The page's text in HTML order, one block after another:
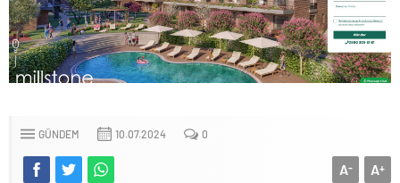
GÜNDEM 10.07.2024 0
A+
A-